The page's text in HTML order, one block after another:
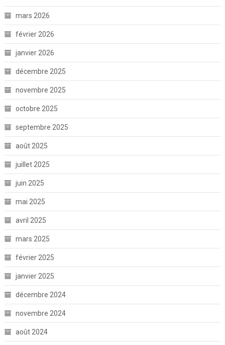
mars 2026
février 2026
janvier 2026
décembre 2025
novembre 2025
octobre 2025
septembre 2025
août 2025
juillet 2025
juin 2025
mai 2025
avril 2025
mars 2025
février 2025
janvier 2025
décembre 2024
novembre 2024
août 2024